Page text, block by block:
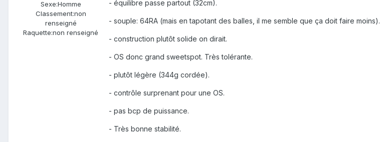
Sexe:Homme
Classement:non
renseigné
Raquette:non renseigné
- équilibre passe partout (32cm).
- souple: 64RA (mais en tapotant des balles, il me semble que ça doit faire moins).
- construction plutôt solide on dirait.
- OS donc grand sweetspot. Très tolérante.
- plutôt légère (344g cordée).
- contrôle surprenant pour une OS.
- pas bcp de puissance.
- Très bonne stabilité.